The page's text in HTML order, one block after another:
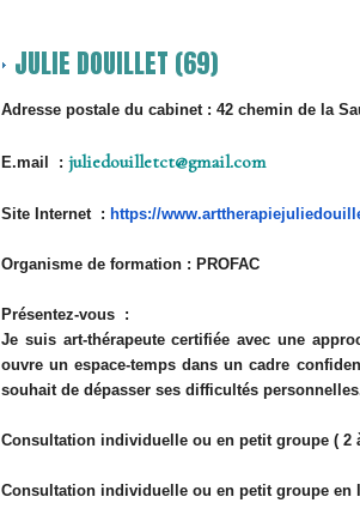
JULIE DOUILLET (69)
Adresse postale du cabinet : 42 chemin de la
E.mail : juliedouilletct@gmail.com
Site Internet : https://www.
Organisme de formation : PROFAC
Présentez-vous :
Je suis art-thérapeute certifiée avec une
ouvre un espace-temps dans un cadre
souhait de dépasser ses difficultés
Consultation individuelle ou en petit groupe ( 2
Consultation individuelle ou en petit groupe en